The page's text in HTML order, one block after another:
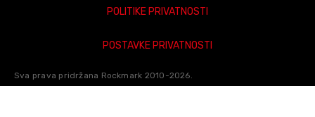
DARUJ POKLON BON
POLITIKE PRIVATNOSTI
POSTAVKE PRIVATNOSTI
Sva prava pridržana Rockmark 2010-2026.